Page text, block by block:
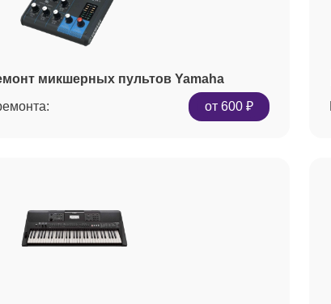
микшерных пультов Yamaha
от 600 ₽